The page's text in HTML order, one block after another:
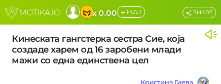
x 0.00 + POST
Кинеската гангстерка сестра Сие, која
создаде харем од 16 заробени млади
мажи со една единствена цел
Кристина Гиева
SHARE